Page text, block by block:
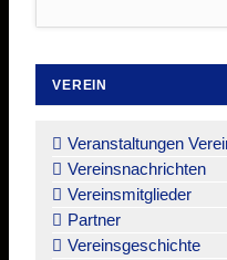
VEREIN
überspringen
Veranstaltungen
Vereinsnachrichten
Vereinsmitglieder
Partner
Vereinsgeschichte